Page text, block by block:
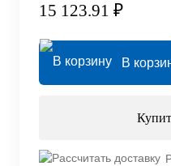
15 123.91 ₽
В